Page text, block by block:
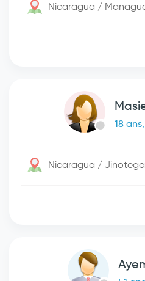
Nicaragua /
18
Nicaragua / Jinotega